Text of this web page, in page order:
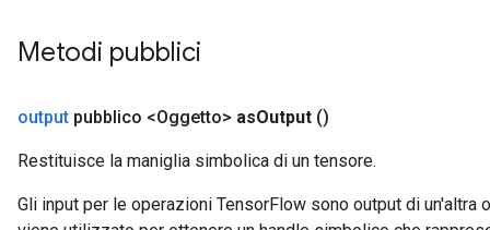
Metodi pubblici
output pubblico <Oggetto> asOutput ()
Restituisce la maniglia simbolica di un tensore.
Gli input per le operazioni TensorFlow sono output di un'altra